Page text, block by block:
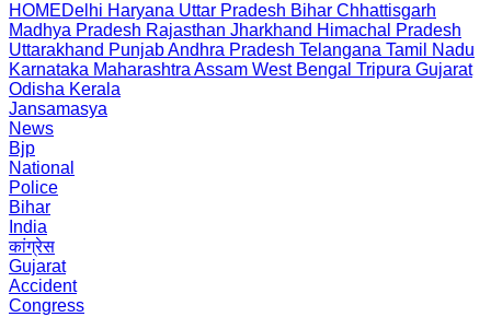
HOMEDelhi Haryana Uttar Pradesh Bihar Chhattisgarh
Madhya Pradesh Rajasthan Jharkhand Himachal Pradesh
Uttarakhand PunjabAndhra Pradesh Telangana Tamil Nadu
Karnataka Maharashtra Assam West Bengal Tripura Gujarat
Odisha Kerala
Jansamasya
News
Bjp
National
Police
Bihar
India
कांग्रेस
Gujarat
Accident
Congress